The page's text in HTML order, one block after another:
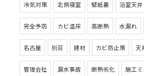
冷気対策 北側寝室 壁紙裏 浴室天井
完全予防 カビ温床 高断熱 水漏れ
名古屋 別荘 建材 カビ防止策 天
管理会社 漏水事故 断熱劣化 施工ミ